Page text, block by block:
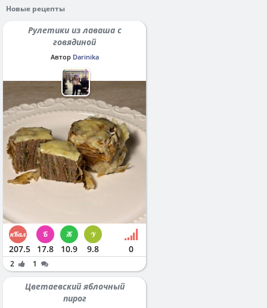
Новые рецепты
Рулетики из лаваша с
говядиной
Автор Darinika
207.5 17.8 10.9 9.8 0
2 1
Цветаевский яблочный
пирог